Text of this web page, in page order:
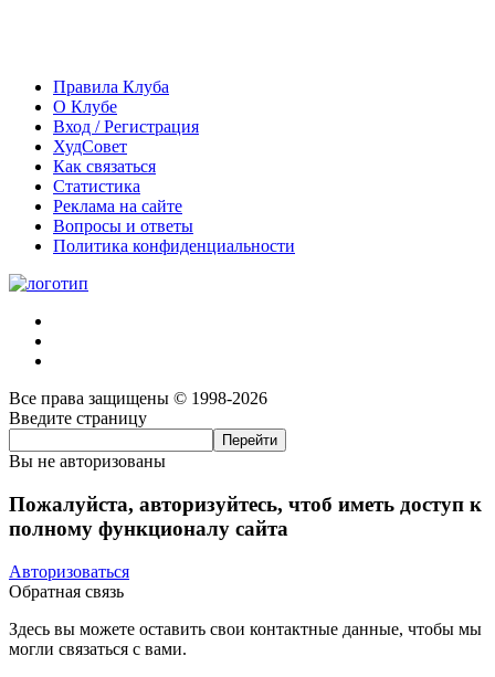
Правила Клуба
О Клубе
Вход / Регистрация
ХудСовет
Как связаться
Статистика
Реклама на сайте
Вопросы и ответы
Политика конфиденциальности
Все права защищены © 1998-2026
Введите страницу
Вы не авторизованы
Пожалуйста, авторизуйтесь, чтоб иметь доступ к
полному функционалу сайта
Авторизоваться
Обратная связь
Здесь вы можете оставить свои контактные данные, чтобы мы
могли связаться с вами.